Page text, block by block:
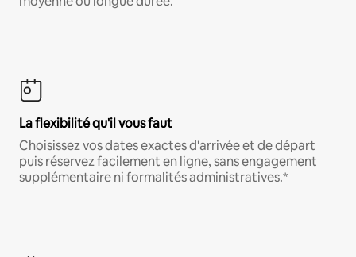
La flexibilité qu'il vous faut
Choisissez vos dates exactes d'arrivée et de départ
puis réservez facilement en ligne, sans engagement
supplémentaire ni formalités administratives.*